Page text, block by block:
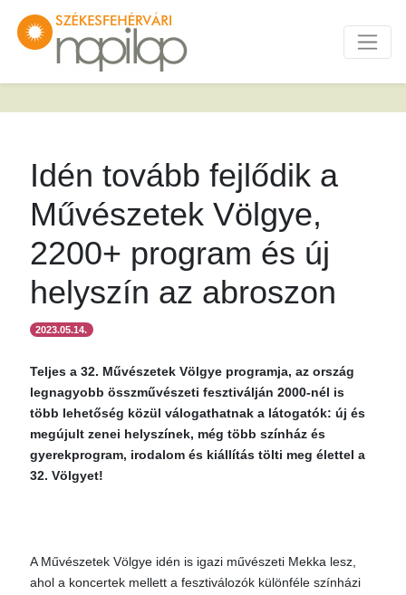
Idén tovább fejlődik a
Művészetek Völgye,
2200+ program és új
helyszín az abroszon
2023.05.14.
Teljes a 32. Művészetek Völgye programja, az ország
legnagyobb összművészeti fesztiválján 2000-nél is
több lehetőség közül válogathatnak a látogatók: új és
megújult zenei helyszínek, még több színház és
gyerekprogram, irodalom és kiállítás tölti meg élettel a
32. Völgyet!
A Művészetek Völgye idén is igazi művészeti Mekka lesz,
ahol a koncertek mellett a fesztiválozók különféle színházi